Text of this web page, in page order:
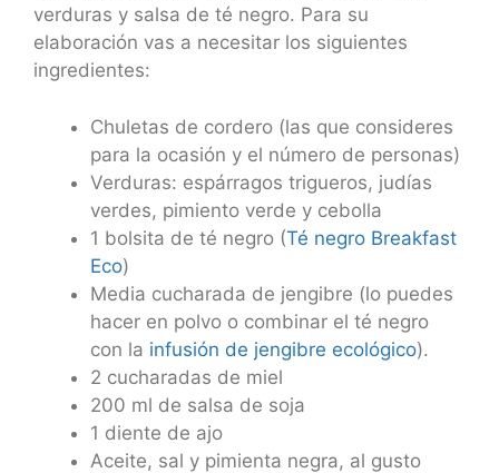
verduras y salsa de té negro. Para su
elaboración vas a necesitar los siguientes
ingredientes:
Chuletas de cordero (las que consideres
para la ocasión y el número de personas)
Verduras: espárragos trigueros, judías
verdes, pimiento verde y cebolla
1 bolsita de té negro (Té negro Breakfast
Eco)
Media cucharada de jengibre (lo puedes
hacer en polvo o combinar el té negro
con la infusión de jengibre ecológico).
2 cucharadas de miel
200 ml de salsa de soja
1 diente de ajo
Aceite, sal y pimienta negra, al gusto